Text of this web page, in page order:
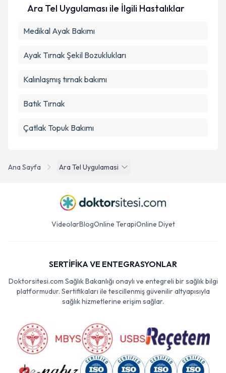
Ana Sayfa Ara Tel Uygulamasi
Ara Tel Uygulaması ile İlgili Hastalıklar
Medikal Ayak Bakımı
Ayak Tırnak Şekil Bozuklukları
Kalınlaşmış tırnak bakımı
Batık Tırnak
Çatlak Topuk Bakımı
VideolarBlogOnline TerapiOnline Diyet
SERTİFİKA VE ENTEGRASYONLAR
Doktorsitesi.com Sağlık Bakanlığı onaylı ve entegreli bir sağlık bilgi
platformudur. Sertifikaları ile tescillenmiş güvenilir altyapısıyla
sağlık hizmetlerine erişim sağlar.